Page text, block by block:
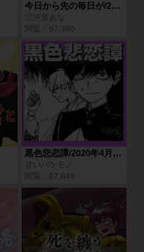
今日から先の毎日が/2020年4月期ブロンズルーキー賞
穴河原あな
閲覧：
67,360
黒色悲恋譚/2020年4月期シルバールーキー賞
甘いバケモノ
閲覧：
67,849